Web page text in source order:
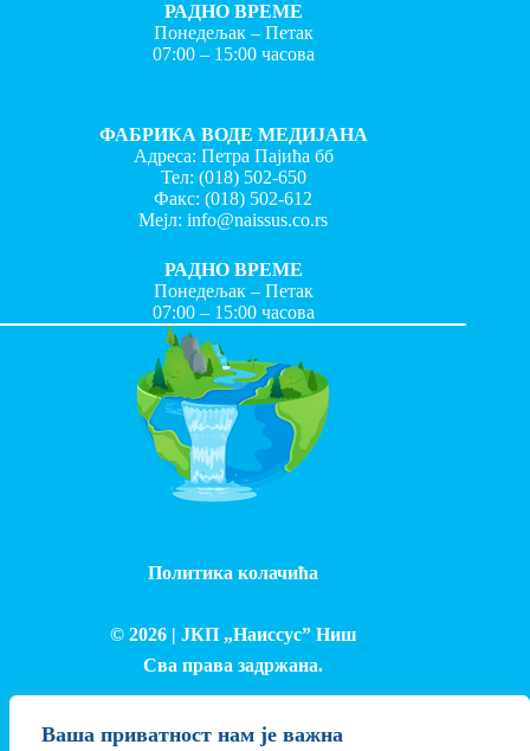
Ваша приватност нам је важна
РАДНО ВРЕМЕ
Понедељак – Петак
07:00 – 15:00 часова
ФАБРИКА ВОДЕ МЕДИЈАНА
Адреса: Петра Пајића бб
Тел: (018) 502-650
Факс:(018) 502-612
Мејл:info@naissus.co.rs
РАДНО ВРЕМЕ
Понедељак – Петак
07:00 – 15:00 часова
Политика колачића
© 2026 | ЈКП „Наиссус” Ниш
Сва права задржана.
Израда и одржавање сајта - Лука Петровић